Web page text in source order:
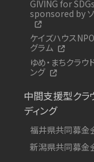
GIVING for SDGs
sponsored by
ケイズハウス
グラム
ゆめ・まちクラウ
ング
中間支援型クラ
ディング
福井県共同募金
新潟県共同募金